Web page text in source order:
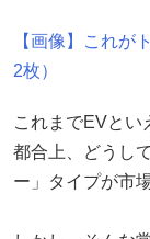
【画像】これが
2枚）
これまでEVとい
都合上、どうし
ー」タイプが市